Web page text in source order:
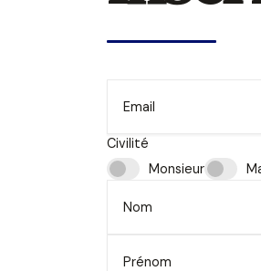
Email
Monsieur
Civilité
Nom
Prénom